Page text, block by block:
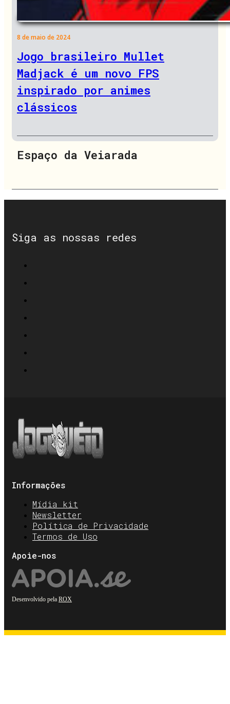
8 de maio de 2024
Jogo brasileiro Mullet
Madjack é um novo FPS
inspirado por animes
clássicos
Espaço da Veiarada
Siga as nossas redes
Informações
Mídia kit
Newsletter
Política de Privacidade
Termos de Uso
Apoie-nos
Desenvolvido pela ROX